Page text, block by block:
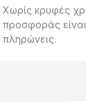
Χωρίς κρυφές
προσφοράς
πληρώνεις.